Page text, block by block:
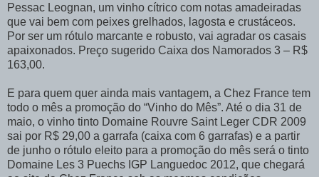
Pessac Leognan, um vinho cítrico com notas amadeiradas
que vai bem com peixes grelhados, lagosta e crustáceos.
Por ser um rótulo marcante e robusto, vai agradar os casais
apaixonados. Preço sugerido Caixa dos Namorados 3 – R$
163,00.
E para quem quer ainda mais vantagem, a Chez France tem
todo o mês a promoção do “Vinho do Mês”. Até o dia 31 de
maio, o vinho tinto Domaine Rouvre Saint Leger CDR 2009
sai por R$ 29,00 a garrafa (caixa com 6 garrafas) e a partir
de junho o rótulo eleito para a promoção do mês será o tinto
Domaine Les 3 Puechs IGP Languedoc 2012, que chegará